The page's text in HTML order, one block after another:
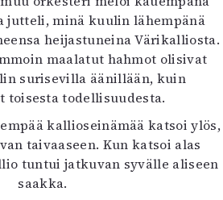
jutteli, minä kuulin lähempänä
heijastuneina Värikalliosta.
maalatut hahmot olisivat
surisevilla äänillään, kuin
toisesta todellisuudesta.
kallioseinämää katsoi ylös,
taivaaseen. Kun katsoi alas
tuntui jatkuvan syvälle aliseen
saakka.